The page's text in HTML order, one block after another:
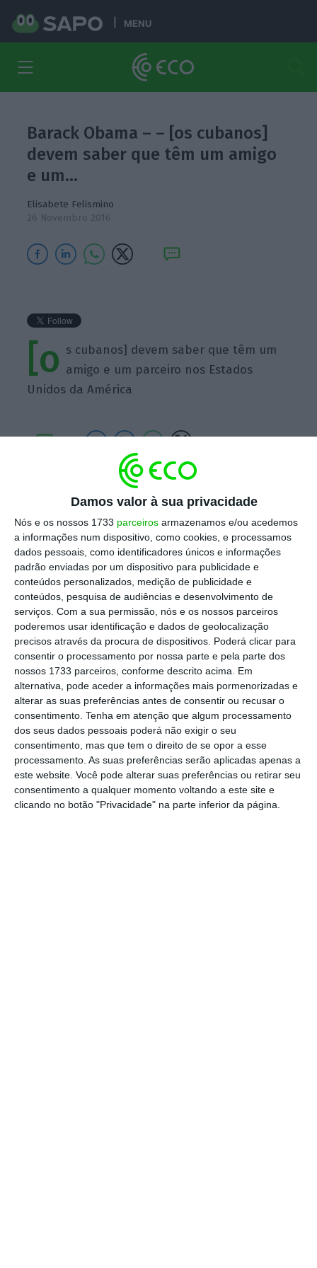
Damos valor à sua privacidade
Nós e os nossos 1733 parceiros armazenamos e/ou acedemos
a informações num dispositivo, como cookies, e processamos
dados pessoais, como identificadores únicos e informações
padrão enviadas por um dispositivo para publicidade e
conteúdos personalizados, medição de publicidade e
conteúdos, pesquisa de audiências e desenvolvimento de
serviços. Com a sua permissão, nós e os nossos parceiros
poderemos usar identificação e dados de geolocalização
precisos através da procura de dispositivos. Poderá clicar para
consentir o processamento por nossa parte e pela parte dos
nossos 1733 parceiros, conforme descrito acima. Em
alternativa, pode aceder a informações mais pormenorizadas e
alterar as suas preferências antes de consentir ou recusar o
consentimento. Tenha em atenção que algum processamento
dos seus dados pessoais poderá não exigir o seu
consentimento, mas que tem o direito de se opor a esse
processamento. As suas preferências serão aplicadas apenas a
este website. Você pode alterar suas preferências ou retirar seu
consentimento a qualquer momento voltando a este site e
clicando no botão "Privacidade" na parte inferior da página.
MENU
Barack Obama – – [os cubanos]
devem saber que têm um amigo
e um…
Elisabete Felismino
26 Novembro 2016
[o s cubanos] devem saber que têm um
amigo e um parceiro nos Estados
Unidos da América
Assine o ECO Premium
No momento em que a informação é
mais importante do que nunca, apoie
o jornalismo independente e rigoroso.
De que forma? Assine o ECO Premium e
tenha acesso a notícias exclusivas, à
opinião que conta, às reportagens e
especiais que mostram o outro lado da
história.
Esta assinatura é uma forma de apoiar
o ECO e os seus jornalistas. A nossa